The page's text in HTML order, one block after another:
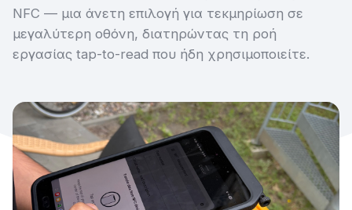
NFC — μια άνετη επιλογή για τεκμηρίωση σε
μεγαλύτερη οθόνη, διατηρώντας τη ροή
εργασίας tap-to-read που ήδη χρησιμοποιείτε.